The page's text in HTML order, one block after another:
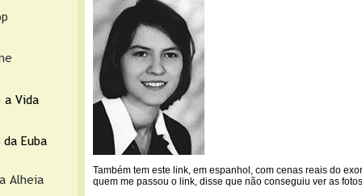
Também tem este link, em espanhol, com cenas reais do
quem me passou o link, disse que não conseguiu ver as